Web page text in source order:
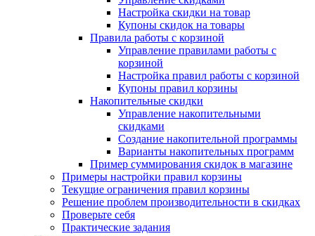
Настройка скидки на товар
Купоны скидок на товары
Правила работы с корзиной
Управление правилами работы с
корзиной
Настройка правил работы с корзиной
Купоны правил корзины
Накопительные скидки
Управление накопительными
скидками
Создание накопительной программы
Варианты накопительных программ
Пример суммирования скидок в магазине
Примеры настройки правил корзины
Текущие ограничения правил корзины
Решение проблем производительности в скидках
Проверьте себя
Практические задания